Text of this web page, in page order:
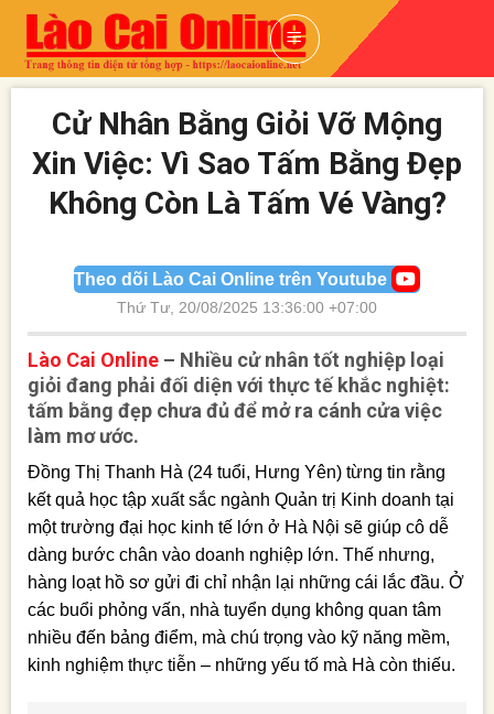
Skip
content
Cử Nhân Bằng Giỏi Vỡ Mộng
Xin Việc: Vì Sao Tấm Bằng Đẹp
Không Còn Là Tấm Vé Vàng?
Theo dõi Lào Cai Online trên Youtube
Thứ Tư, 20/08/2025 13:36:00 +07:00
Lào Cai Online – Nhiều cử nhân tốt nghiệp loại
giỏi đang phải đối diện với thực tế khắc nghiệt:
tấm bằng đẹp chưa đủ để mở ra cánh cửa việc
làm mơ ước.
Đồng Thị Thanh Hà (24 tuổi, Hưng Yên) từng tin rằng
kết quả học tập xuất sắc ngành Quản trị Kinh doanh tại
một trường đại học kinh tế lớn ở Hà Nội sẽ giúp cô dễ
dàng bước chân vào doanh nghiệp lớn. Thế nhưng,
hàng loạt hồ sơ gửi đi chỉ nhận lại những cái lắc đầu. Ở
các buổi phỏng vấn, nhà tuyển dụng không quan tâm
nhiều đến bảng điểm, mà chú trọng vào kỹ năng mềm,
kinh nghiệm thực tiễn – những yếu tố mà Hà còn thiếu.